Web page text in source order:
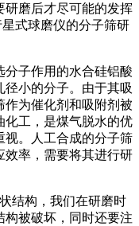
研磨后才尽可能的发挥
式球磨仪的分子筛研
子作用的水合硅铝酸
小的分子。由于其吸
作为催化剂和吸附剂被
化工，是煤气脱水的优
视。人工合成的分子筛
效率，需要将其进行研
结构，我们在研磨时
构被破坏，同时还要注